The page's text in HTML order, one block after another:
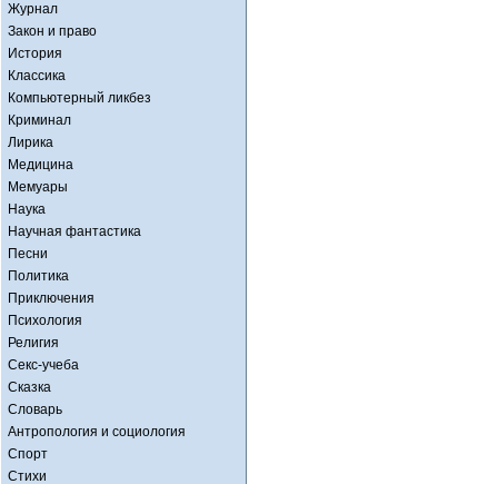
Журнал
Закон и право
История
Классика
Компьютерный ликбез
Криминал
Лирика
Медицина
Мемуары
Наука
Научная фантастика
Песни
Политика
Приключения
Психология
Религия
Секс-учеба
Сказка
Словарь
Антропология и социология
Спорт
Стихи